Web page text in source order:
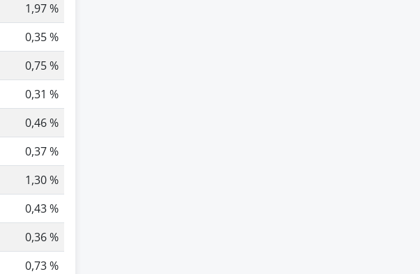
1,97 %
0,35 %
0,75 %
0,31 %
0,46 %
0,37 %
1,30 %
0,43 %
0,36 %
0,73 %